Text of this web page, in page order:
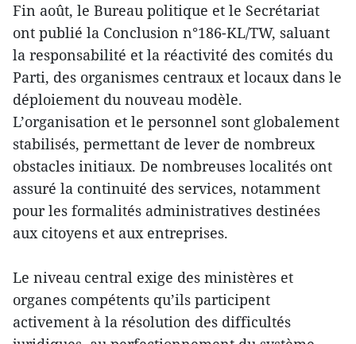
Fin août, le Bureau politique et le Secrétariat
ont publié la Conclusion n°186-KL/TW, saluant
la responsabilité et la réactivité des comités du
Parti, des organismes centraux et locaux dans le
déploiement du nouveau modèle.
L’organisation et le personnel sont globalement
stabilisés, permettant de lever de nombreux
obstacles initiaux. De nombreuses localités ont
assuré la continuité des services, notamment
pour les formalités administratives destinées
aux citoyens et aux entreprises.
Le niveau central exige des ministères et
organes compétents qu’ils participent
activement à la résolution des difficultés